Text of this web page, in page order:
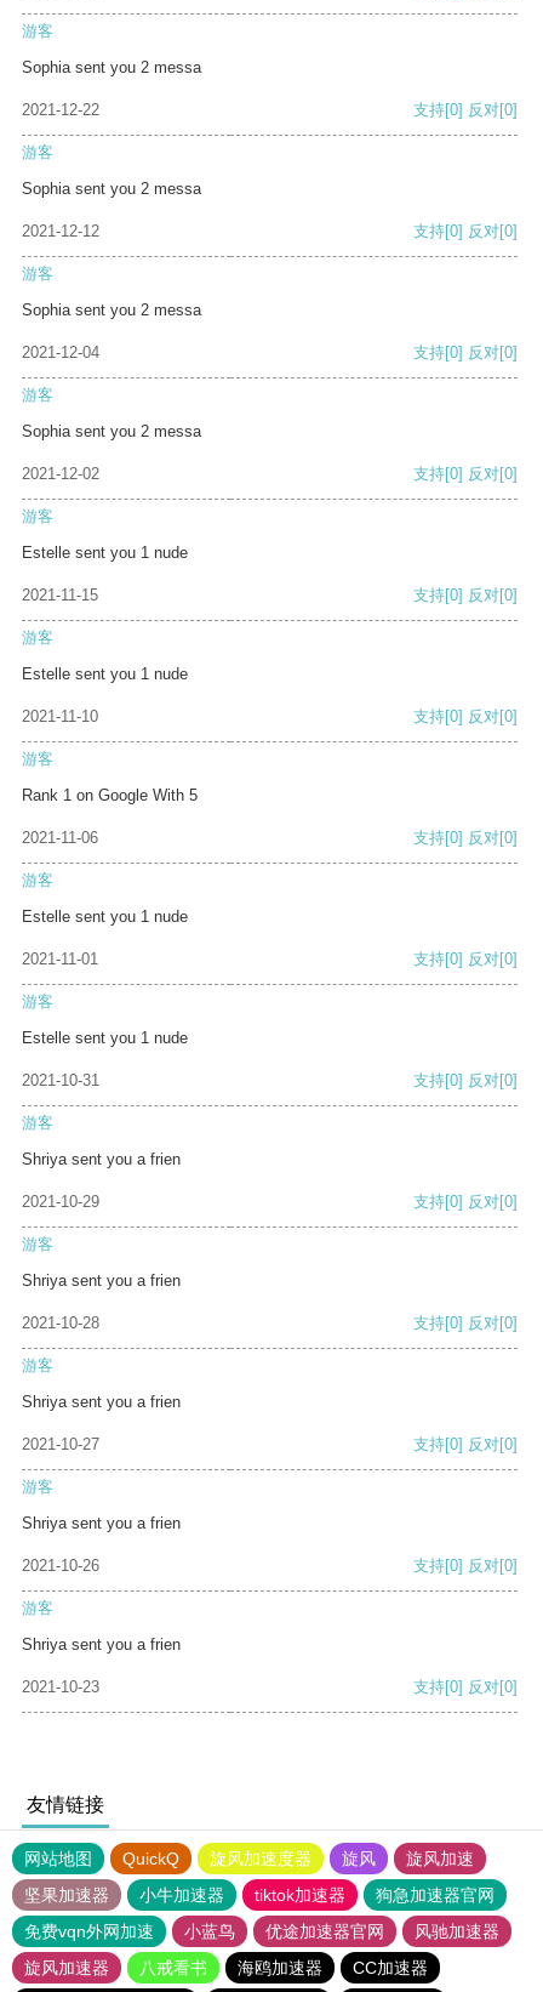
游客
Sophia sent you 2 messa
2021-12-22 支持[0] 反对[0]
游客
Sophia sent you 2 messa
2021-12-12 支持[0] 反对[0]
游客
Sophia sent you 2 messa
2021-12-04 支持[0] 反对[0]
游客
Sophia sent you 2 messa
2021-12-02 支持[0] 反对[0]
游客
Estelle sent you 1 nude
2021-11-15 支持[0] 反对[0]
游客
Estelle sent you 1 nude
2021-11-10 支持[0] 反对[0]
游客
Rank 1 on Google With 5
2021-11-06 支持[0] 反对[0]
游客
Estelle sent you 1 nude
2021-11-01 支持[0] 反对[0]
游客
Estelle sent you 1 nude
2021-10-31 支持[0] 反对[0]
游客
Shriya sent you a frien
2021-10-29 支持[0] 反对[0]
游客
Shriya sent you a frien
2021-10-28 支持[0] 反对[0]
游客
Shriya sent you a frien
2021-10-27 支持[0] 反对[0]
游客
Shriya sent you a frien
2021-10-26 支持[0] 反对[0]
游客
Shriya sent you a frien
2021-10-23 支持[0] 反对[0]
友情链接
网站地图 QuickQ 旋风加速度器 旋风
旋风加速
坚果加速器
小牛加速器 tiktok加速器
狗急加速器官网
免费vqn外网加速
小蓝鸟 优途加速器官网
风驰加速器
旋风加速器
八戒看书 海鸥加速器 CC加速器